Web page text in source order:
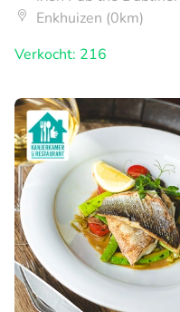
Enkhuizen (0km)
Verkocht: 216